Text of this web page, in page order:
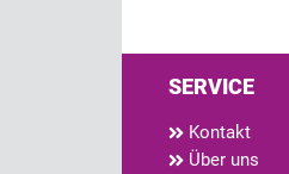
SERVICE
Kontakt
Über uns